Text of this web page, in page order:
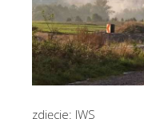
zdjęcie: IWS